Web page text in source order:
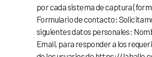
por cada sistema de captura
Formulario de contacto:
siguientes datos personales:
Email, para responder a los